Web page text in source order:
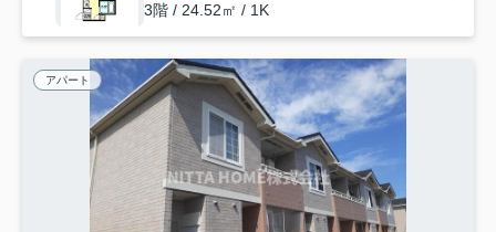
3階 / 24.52㎡ / 1K
アパート